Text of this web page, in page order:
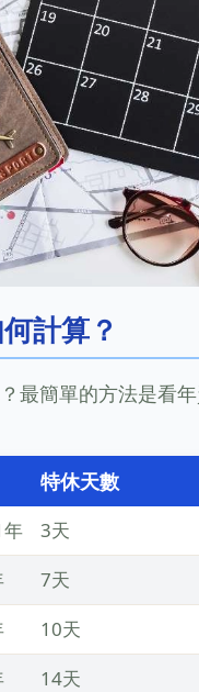
計算？
最簡單的方法是看
特休天數
3天
7天
10天
14天